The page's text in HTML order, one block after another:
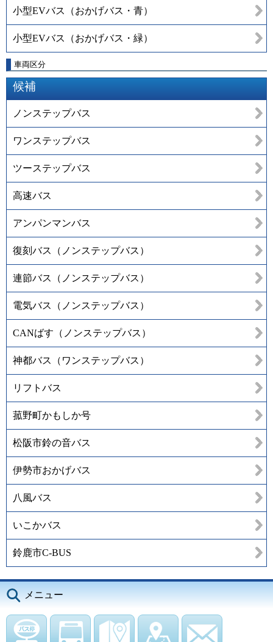
小型EVバス（おかげバス・青）
小型EVバス（おかげバス・緑）
車両区分
候補
ノンステップバス
ワンステップバス
ツーステップバス
高速バス
アンパンマンバス
復刻バス（ノンステップバス）
連節バス（ノンステップバス）
電気バス（ノンステップバス）
CANばす（ノンステップバス）
神都バス（ワンステップバス）
リフトバス
菰野町かもしか号
松阪市鈴の音バス
伊勢市おかげバス
八風バス
いこかバス
鈴鹿市C-BUS
メニュー